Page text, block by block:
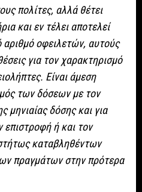
πολίτες, αλλά θέτει
και εν τέλει αποτελεί
αριθμό οφειλετών, αυτούς
για τον χαρακτηρισμό
Είναι άμεση
των δόσεων με τον
μηνιαίας δόσης και για
ή και τον
καταβληθέντων
πραγμάτων στην πρότερα